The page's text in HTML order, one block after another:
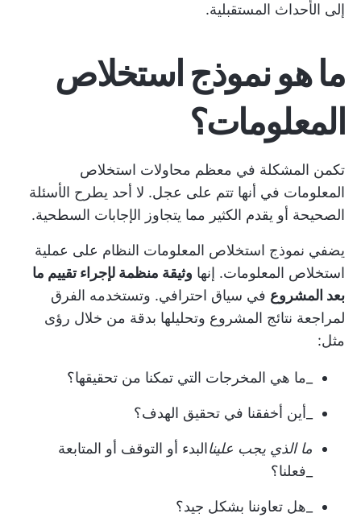
إلى الأحداث المستقبلية.
ما هو نموذج استخلاص
المعلومات؟
تكمن المشكلة في معظم محاولات استخلاص
المعلومات في أنها تتم على عجل. لا أحد يطرح الأسئلة
الصحيحة أو يقدم الكثير مما يتجاوز الإجابات السطحية.
يضفي نموذج استخلاص المعلومات النظام على عملية
استخلاص المعلومات. إنها وثيقة منظمة لإجراء تقييم ما
بعد المشروع في سياق احترافي. وتستخدمه الفرق
لمراجعة نتائج المشروع وتحليلها بدقة من خلال رؤى
مثل:
_ما هي المخرجات التي تمكنا من تحقيقها؟
_أين أخفقنا في تحقيق الهدف؟
ما الذي يجب عليناالبدء أو التوقف أو المتابعة
_فعلنا؟
_هل تعاوننا بشكل جيد؟